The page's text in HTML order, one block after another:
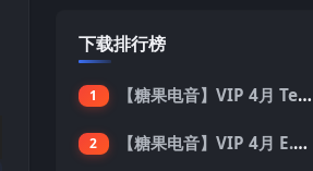
下载排行榜
1 【糖果电音】VIP 4月 Tech House 反拍House 100首 Pack
2 【糖果电音】VIP 4月 E.D.M TECHNO (BPM130-150) 国内外优秀制作人ID 137首 Pack